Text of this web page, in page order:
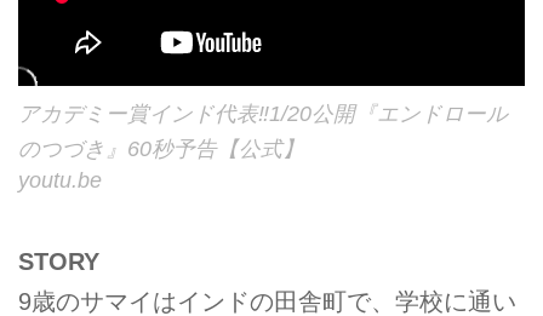
アカデミー賞インド代表‼1/20公開『エンドロール
のつづき』60秒予告【公式】
youtu.be
STORY
9歳のサマイはインドの田舎町で、学校に通い